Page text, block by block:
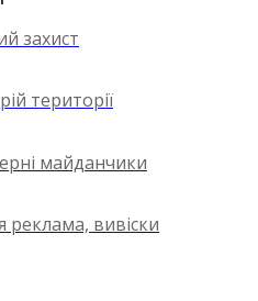
захист
території
майданчики
реклама, вивіски